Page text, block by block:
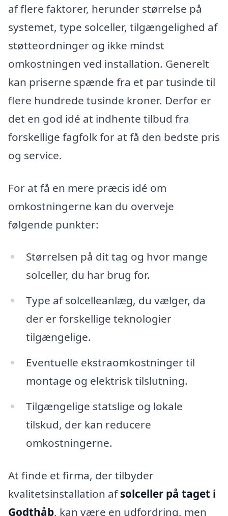
af flere faktorer, herunder størrelse på
systemet, type solceller, tilgængelighed af
støtteordninger og ikke mindst
omkostningen ved installation. Generelt
kan priserne spænde fra et par tusinde til
flere hundrede tusinde kroner. Derfor er
det en god idé at indhente tilbud fra
forskellige fagfolk for at få den bedste pris
og service.
For at få en mere præcis idé om
omkostningerne kan du overveje
følgende punkter:
Størrelsen på dit tag og hvor mange
solceller, du har brug for.
Type af solcelleanlæg, du vælger, da
der er forskellige teknologier
tilgængelige.
Eventuelle ekstraomkostninger til
montage og elektrisk tilslutning.
Tilgængelige statslige og lokale
tilskud, der kan reducere
omkostningerne.
At finde et firma, der tilbyder
kvalitetsinstallation afsolceller på taget i
Godthåb, kan være en udfordring, men